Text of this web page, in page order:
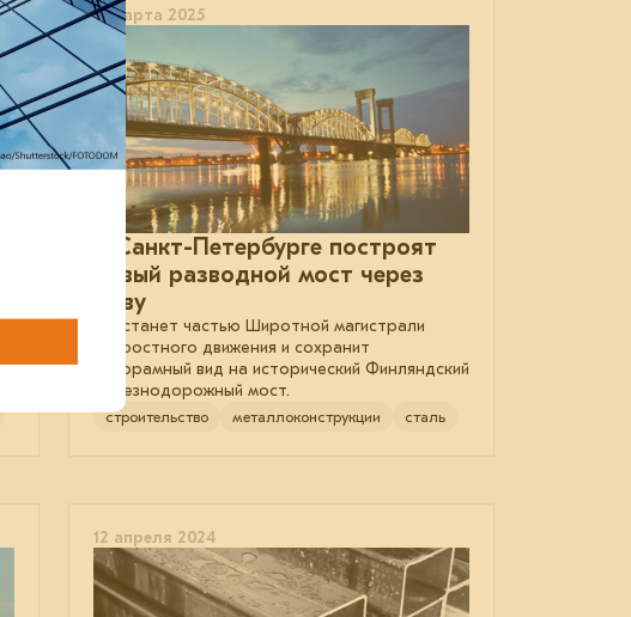
17 марта 2025
В Санкт-Петербурге построят
новый разводной мост через
Неву
Он станет частью Широтной магистрали
скоростного движения и сохранит
панорамный вид на исторический Финляндский
железнодорожный мост.
строительство металлоконструкции сталь
12 апреля 2024